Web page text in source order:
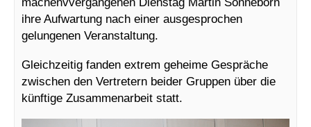
ihre Aufwartung nach einer ausgesprochen
gelungenen Veranstaltung.
Gleichzeitig fanden extrem geheime Gespräche
zwischen den Vertretern beider Gruppen über die
künftige Zusammenarbeit statt.